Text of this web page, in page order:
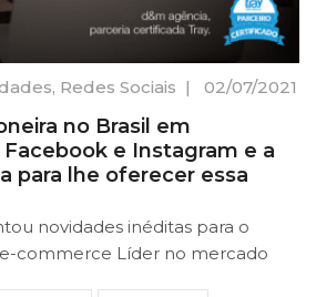
, Redes Sociais | 02/07/2021
no Brasil em
e Instagram e a
para lhe oferecer essa
novidades inéditas para o
commerce Líder no mercado